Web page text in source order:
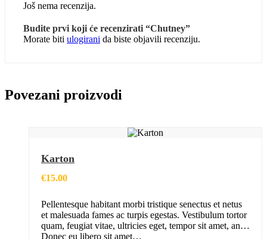
Još nema recenzija.
Budite prvi koji će recenzirati “Chutney”
Morate biti ulogirani da biste objavili recenziju.
Povezani proizvodi
Karton
€15.00
Pellentesque habitant morbi tristique senectus et netus
et malesuada fames ac turpis egestas. Vestibulum tortor
quam, feugiat vitae, ultricies eget, tempor sit amet, ante.
Donec eu libero sit amet…